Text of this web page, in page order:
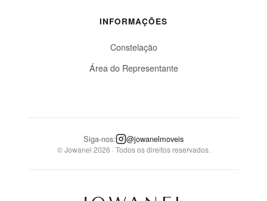
INFORMAÇÕES
Constelação
Área do Representante
Siga-nos: @jowanelmoveis
© Jowanel 2026 · Todos os direitos reservados.